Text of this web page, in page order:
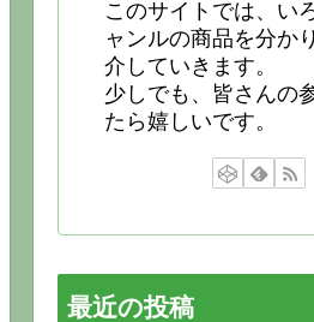
このサイトでは、い
ャンルの商品を分か
介していきます。
少しでも、皆さんの
たら嬉しいです。
最近の投稿